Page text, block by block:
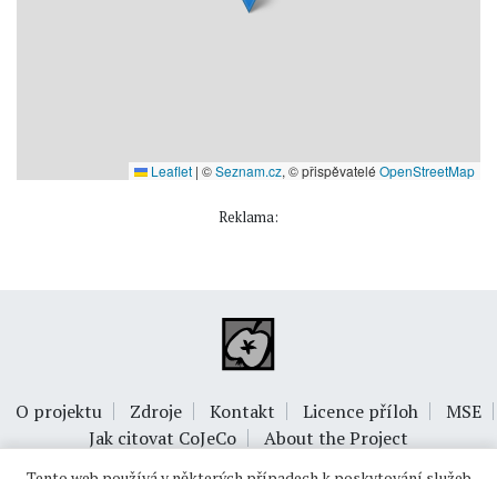
Leaflet | ©Seznam.cz, © přispěvatelé OpenStreetMap
Reklama:
O projektu Zdroje Kontakt Licence příloh
MSE
Jak citovat CoJeCo
About the Project